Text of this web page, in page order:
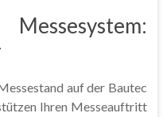
auf der Bautec
Ihren Messeauftritt